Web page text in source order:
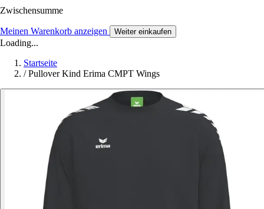
Zwischensumme
Meinen Warenkorb anzeigen Weiter einkaufen
Loading...
Startseite
/ Pullover Kind Erima CMPT Wings